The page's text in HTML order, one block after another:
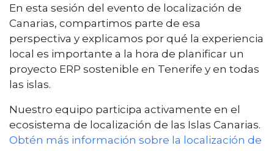
En esta sesión del evento de localización de
Canarias, compartimos parte de esa
perspectiva y explicamos por qué la experiencia
local es importante a la hora de planificar un
proyecto ERP sostenible en Tenerife y en todas
las islas.
Nuestro equipo participa activamente en el
ecosistema de localización de las Islas Canarias.
Obtén más información sobre la localización de